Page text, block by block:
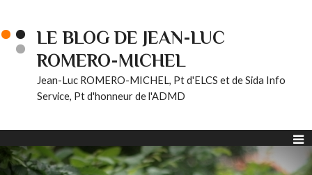
LE BLOG DE JEAN-LUC
ROMERO-MICHEL
Jean-Luc ROMERO-MICHEL, Pt d'ELCS et de Sida Info
Service, Pt d'honneur de l'ADMD